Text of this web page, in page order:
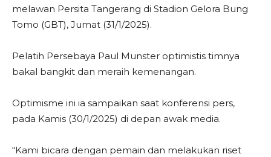
melawan Persita Tangerang di Stadion Gelora Bung
Tomo (GBT), Jumat (31/1/2025).
Pelatih Persebaya Paul Munster optimistis timnya
bakal bangkit dan meraih kemenangan.
Optimisme ini ia sampaikan saat konferensi pers,
pada Kamis (30/1/2025) di depan awak media.
“Kami bicara dengan pemain dan melakukan riset